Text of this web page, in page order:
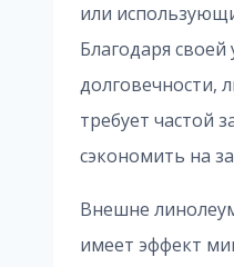
или
Благодаря своей
долговечности,
требует частой
сэкономить на
Внешне
имеет эффект